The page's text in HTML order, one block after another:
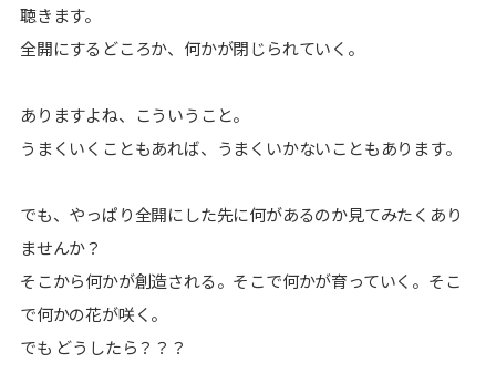
聴きます。
全開にするどころか、何かが閉じられていく。
ありますよね、こういうこと。
うまくいくこともあれば、うまくいかないこともあります。
でも、やっぱり全開にした先に何があるのか見てみたくあり
ませんか？
そこから何かが創造される。そこで何かが育っていく。そこ
で何かの花が咲く。
でも どうしたら？？？